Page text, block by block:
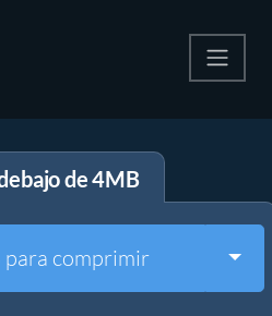
de 4MB
para comprimir